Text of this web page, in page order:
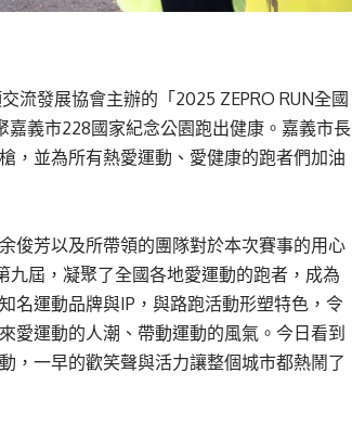
流發展協會主辦的「2025 ZEPRO RUN全國
嘉義市228國家紀念公園跑出健康。嘉義市長
，並為所有熱愛運動、愛健康的跑者們加油
俊芳以及所帶領的團隊對於本次賽事的用心
九屆，凝聚了全國各地愛運動的跑者，成為
名運動品牌與IP，與路跑活動形塑特色，令
愛運動的人潮、帶動運動的風氣。今日看到
，一早的歡笑聲與活力讓整個城市都熱鬧了